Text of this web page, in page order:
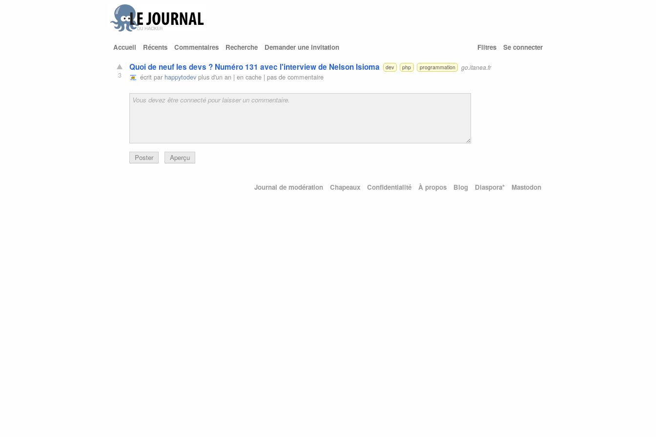
Accueil Récents Commentaires Recherche Demander une invitation Filtres Se connecter
3
Quoi de neuf les devs ? Numéro 131 avec l'interview de Nelson Isioma dev php programmation go.itanea.fr
écrit par happytodev plus d'un an |en cache |pas de commentaire
Poster Aperçu
Journal de modération Chapeaux Confidentialité À propos Blog Diaspora* Mastodon